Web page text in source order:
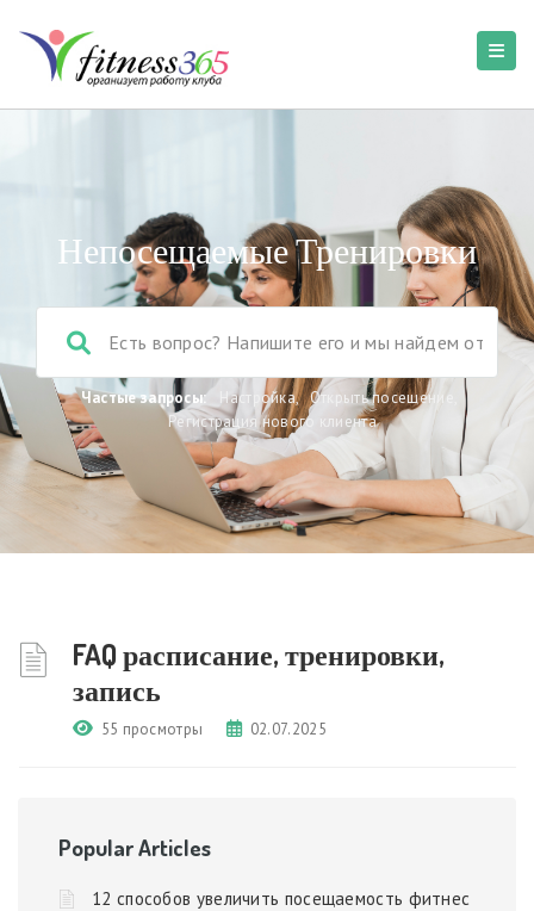
Непосещаемые Тренировки
Частые запросы: Настройка, Открыть посещение
Регистрация нового клиента
FAQ расписание, тренировки,
запись
55 просмотры 02.07.2025
Popular Articles
12 способов увеличить посещаемость фитнес